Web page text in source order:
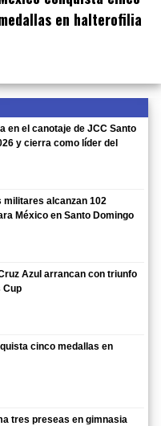
en halterofilia
en el canotaje de JCC Santo
y cierra como líder del
militares alcanzan 102
México en Santo Domingo
Azul arrancan con triunfo
Cup
cinco medallas en
tres preseas en gimnasia